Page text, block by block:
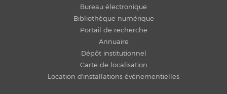
Bureau électronique
Bibliothèque numérique
Portail de recherche
Annuaire
Dépôt institutionnel
Carte de localisation
Location d'installations événementielles